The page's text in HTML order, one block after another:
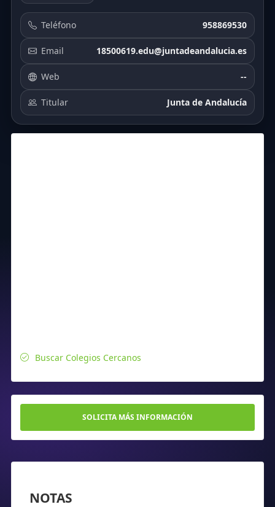
Teléfono 958869530
Email 18500619.edu@juntadeandalucia.es
Web --
Titular Junta de Andalucía
Buscar Colegios Cercanos
SOLICITA MÁS INFORMACIÓN
NOTAS